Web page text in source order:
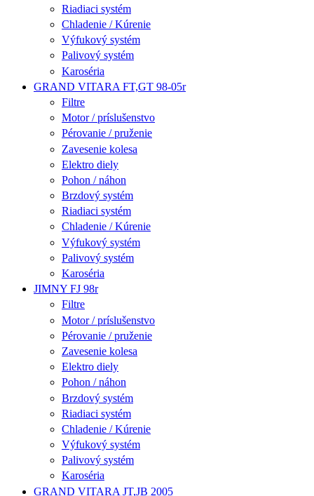
Riadiaci systém
Chladenie / Kúrenie
Výfukový systém
Palivový systém
Karoséria
GRAND VITARA FT,GT 98-05r
Filtre
Motor / príslušenstvo
Pérovanie / pruženie
Zavesenie kolesa
Elektro diely
Pohon / náhon
Brzdový systém
Riadiaci systém
Chladenie / Kúrenie
Výfukový systém
Palivový systém
Karoséria
JIMNY FJ 98r
Filtre
Motor / príslušenstvo
Pérovanie / pruženie
Zavesenie kolesa
Elektro diely
Pohon / náhon
Brzdový systém
Riadiaci systém
Chladenie / Kúrenie
Výfukový systém
Palivový systém
Karoséria
GRAND VITARA JT,JB 2005